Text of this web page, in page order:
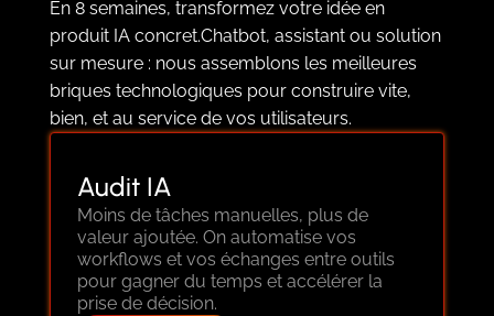
En 8 semaines, transformez votre idée en
produit IA concret.Chatbot, assistant ou solution
sur mesure : nous assemblons les meilleures
briques technologiques pour construire vite,
bien, et au service de vos utilisateurs.
Audit IA
Moins de tâches manuelles, plus de
valeur ajoutée. On automatise vos
workflows et vos échanges entre outils
pour gagner du temps et accélérer la
prise de décision.